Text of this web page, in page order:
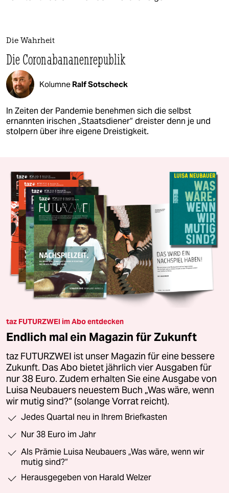
Die Wahrheit
Die Coronabananenrepublik
Kolumne Ralf Sotscheck
In Zeiten der Pandemie benehmen sich die selbst
ernannten irischen „Staatsdiener“ dreister denn je und
stolpern über ihre eigene Dreistigkeit.
taz FUTURZWEI im Abo entdecken
Endlich mal ein Magazin für Zukunft
taz FUTURZWEI ist unser Magazin für eine bessere
Zukunft. Das Abo bietet jährlich vier Ausgaben für
nur 38 Euro. Zudem erhalten Sie eine Ausgabe von
Luisa Neubauers neuestem Buch „Was wäre, wenn
wir mutig sind?“ (solange Vorrat reicht).
Jedes Quartal neu in Ihrem Briefkasten
Nur 38 Euro im Jahr
Als Prämie Luisa Neubauers „Was wäre, wenn wir
mutig sind?“
Herausgegeben von Harald Welzer